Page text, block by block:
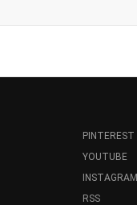
PINTEREST
YOUTUBE
INSTAGRAM
RSS